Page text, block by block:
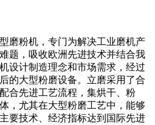
磨粉机，专门为解决工业磨机产
题，吸收欧洲先进技术并结合我
设计制造理念和市场需求，经过
的大型粉磨设备。立磨采用了合
合先进工艺流程，集烘干、粉
，尤其在大型粉磨工艺中，能够
要技术、经济指标达到国际先进